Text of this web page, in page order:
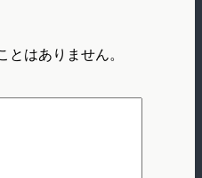
とはありません。